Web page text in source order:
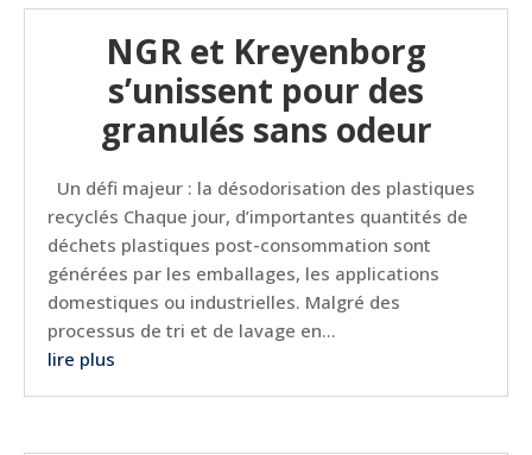
NGR et Kreyenborg
s’unissent pour des
granulés sans odeur
Un défi majeur : la désodorisation des plastiques
recyclés Chaque jour, d’importantes quantités de
déchets plastiques post-consommation sont
générées par les emballages, les applications
domestiques ou industrielles. Malgré des
processus de tri et de lavage en...
lire plus